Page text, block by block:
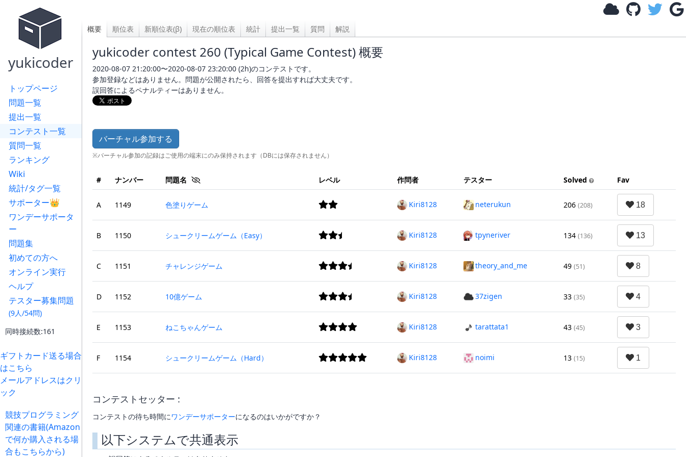
yukicoder
トップページ
問題一覧
提出一覧
コンテスト一覧
質問一覧
ランキング
Wiki
統計/タグ一覧
サポーター👑
ワンデーサポータ
ー
問題集
初めての方へ
オンライン実行
ヘルプ
テスター募集問題
(9人/54問)
同時接続数:161
ギフトカード送る場合
はこちら
メールアドレスはクリ
ック
競技プログラミング
関連の書籍(Amazon
で何か購入される場
合もこちらから)
概要 順位表 新順位表(β) 現在の順位表 統計 提出一覧 質問 解説
yukicoder contest 260 (Typical Game Contest) 概要
2020-08-07 21:20:00〜2020-08-07 23:20:00 (2h)のコンテストです。
参加登録などはありません。問題が公開されたら、回答を提出すれば大丈夫です。
誤回答によるペナルティーはありません。
バーチャル参加する
※バーチャル参加の記録はご使用の端末にのみ保持されます（DBには保存されません）
# ナンバー 問題名 レベル 作問者 テスター Solved Fav
A 1149 色塗りゲーム Kiri8128 neterukun 206 (208)
B 1150 シュークリームゲーム（Easy） Kiri8128 tpyneriver 134 (136)
C 1151 チャレンジゲーム Kiri8128 theory_and_me 49 (51)
D 1152 10億ゲーム Kiri8128 37zigen 33 (35)
E 1153 ねこちゃんゲーム Kiri8128 tarattata1 43 (45)
F 1154 シュークリームゲーム（Hard） Kiri8128 noimi 13 (15)
コンテストセッター :
コンテストの待ち時間にワンデーサポーターになるのはいかがですか？
以下システムで共通表示